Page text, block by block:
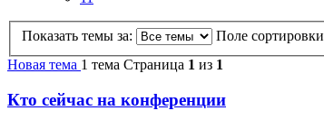
Показать темы за:
Поле сортировки
Новая тема 1 тема Страница 1 из 1
Кто сейчас на конференции